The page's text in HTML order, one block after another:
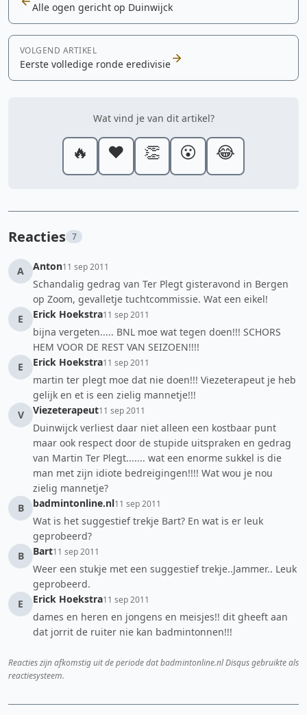
Alle ogen gericht op Duinwijck
VOLGEND ARTIKEL
Eerste volledige ronde eredivisie
Wat vind je van dit artikel?
🔥 ❤️ 👏 😮 😂
Reacties 7
A Anton11 sep 2011
Schandalig gedrag van Ter Plegt gisteravond in Bergen
op Zoom, gevalletje tuchtcommissie. Wat een eikel!
E
Erick Hoekstra11 sep 2011
bijna vergeten..... BNL moe wat tegen doen!!! SCHORS
HEM VOOR DE REST VAN SEIZOEN!!!!
E
Erick Hoekstra11 sep 2011
martin ter plegt moe dat nie doen!!! Viezeterapeut je heb
gelijk en et is een zielig mannetje!!!
V
Viezeterapeut11 sep 2011
Duinwijck verliest daar niet alleen een kostbaar punt
maar ook respect door de stupide uitspraken en gedrag
van Martin Ter Plegt....... wat een enorme sukkel is die
man met zijn idiote bedreigingen!!!! Wat wou je nou
zielig mannetje?
B
badmintonline.nl11 sep 2011
Wat is het suggestief trekje Bart? En wat is er leuk
geprobeerd?
B
Bart11 sep 2011
Weer een stukje met een suggestief trekje..Jammer.. Leuk
geprobeerd.
E
Erick Hoekstra11 sep 2011
dames en heren en jongens en meisjes!! dit gheeft aan
dat jorrit de ruiter nie kan badmintonnen!!!
Reacties zijn afkomstig uit de periode dat badmintonline.nl Disqus gebruikte als
reactiesysteem.